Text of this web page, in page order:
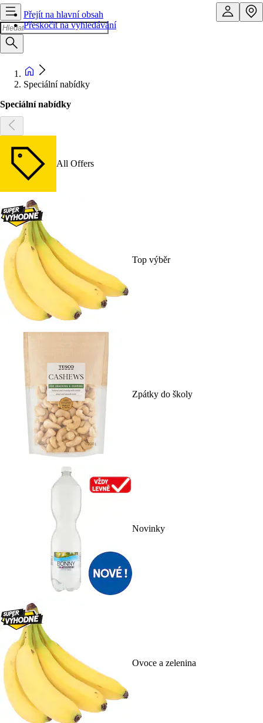
Přejít na hlavní obsah
Přeskočit na vyhledávání
Speciální nabídky
Speciální nabídky
All Offers
Top výběr
Zpátky do školy
Novinky
Ovoce a zelenina